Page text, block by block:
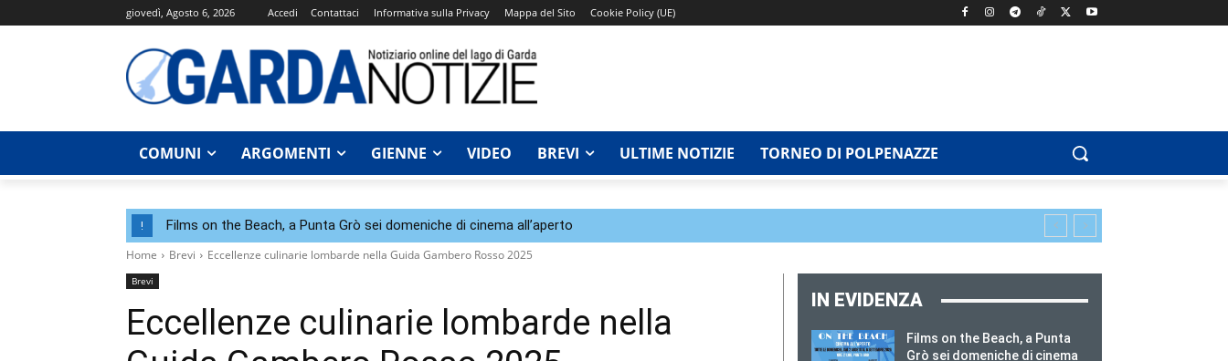
giovedì, Agosto 6, 2026 Accedi Contattaci Informativa sulla Privacy Mappa del Sito Cookie Policy (UE)
COMUNI ARGOMENTI GIENNE VIDEO BREVI ULTIME NOTIZIE TORNEO DI POLPENAZZE
! Films on the Beach, a Punta Grò sei domeniche di cinema all’aperto
Home Brevi Eccellenze culinarie lombarde nella Guida Gambero Rosso 2025
Brevi
Eccellenze culinarie lombarde nella
IN EVIDENZA
Films on the Beach, a Punta
Grò sei domeniche di cinema